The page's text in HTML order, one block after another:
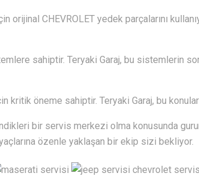
orijinal CHEVROLET yedek parçalarını
sahiptir. Teryaki Garaj, bu sistemlerin
kritik öneme sahiptir. Teryaki Garaj, bu
bir servis merkezi olma konusunda
özenle yaklaşan bir ekip sizi bekliyor.